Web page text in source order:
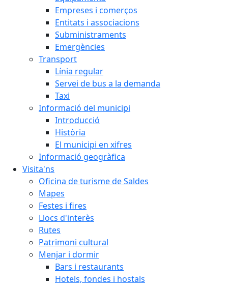
Empreses i comerços
Entitats i associacions
Subministraments
Emergències
Transport
Línia regular
Servei de bus a la demanda
Taxi
Informació del municipi
Introducció
Història
El municipi en xifres
Informació geogràfica
Visita'ns
Oficina de turisme de Saldes
Mapes
Festes i fires
Llocs d'interès
Rutes
Patrimoni cultural
Menjar i dormir
Bars i restaurants
Hotels, fondes i hostals